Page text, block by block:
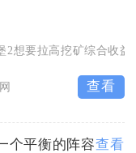
2想要拉高挖矿综合收
查看
个平衡的阵容查看